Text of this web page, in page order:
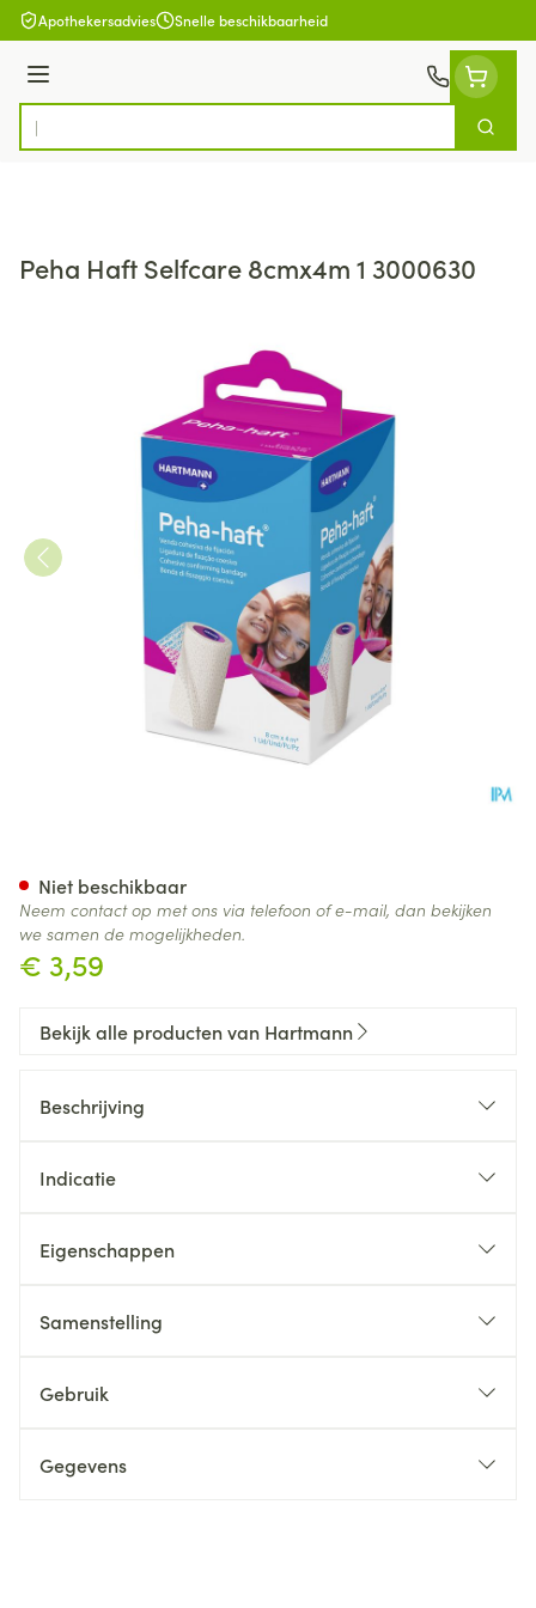
Ga naar de inhoud
Apothekersadvies Snelle beschikbaarheid
Menu
Product, merk, categorie...
Zoek
Peha Haft Selfcare 8cmx4m 1 3000630
€ 3,59
Niet beschikbaar
Neem contact op met ons via telefoon of e-mail, dan bekijken
we samen de mogelijkheden.
Bekijk alle producten van Hartmann
Beschrijving
Indicatie
Eigenschappen
Samenstelling
Gebruik
Gegevens